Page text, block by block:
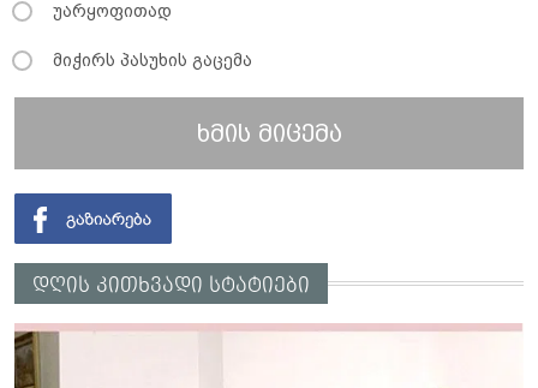
უარყოფითად
მიჭირს პასუხის გაცემა
ხმის მიცემა
დღის კითხვადი სტატიები